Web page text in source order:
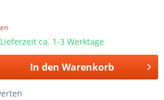
ca. 1-3 Werktage
In den Warenkorb